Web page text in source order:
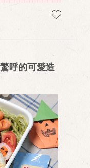
呼的可愛造